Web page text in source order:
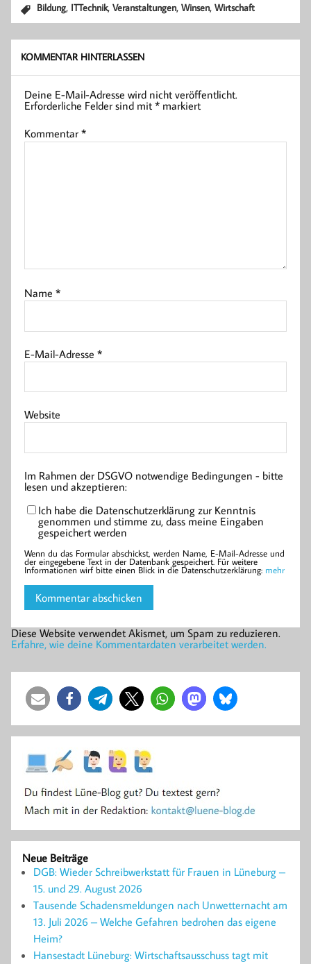
Bildung, ITTechnik,Veranstaltungen,Winsen,Wirtschaft
KOMMENTAR HINTERLASSEN
Deine E-Mail-Adresse wird nicht veröffentlicht.
Erforderliche Felder sind mit* markiert
Kommentar*
Name*
E-Mail-Adresse*
Website
Im Rahmen der DSGVO notwendige Bedingungen - bitte
lesen und akzeptieren:
Ich habe die Datenschutzerklärung zur Kenntnis
genommen und stimme zu, dass meine Eingaben
gespeichert werden
Wenn du das Formular abschickst, werden Name, E-Mail-Adresse und
der eingegebene Text in der Datenbank gespeichert. Für weitere
Informationen wirf bitte einen Blick in die Datenschutzerklärung: mehr
Diese Website verwendet Akismet, um Spam zu reduzieren.
Erfahre, wie deine Kommentardaten verarbeitet werden.
Neue Beiträge
DGB: Wieder Schreibwerkstatt für Frauen in Lüneburg –
15. und 29. August 2026
Tausende Schadensmeldungen nach Unwetternacht am
13. Juli 2026 – Welche Gefahren bedrohen das eigene
Heim?
Hansestadt Lüneburg: Wirtschaftsausschuss tagt mit